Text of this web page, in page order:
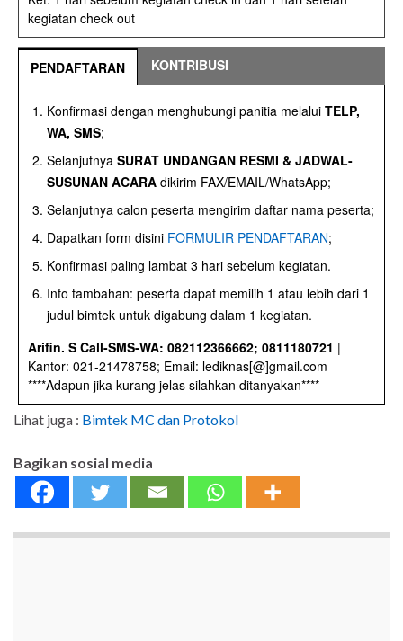
kegiatan check out
PENDAFTARAN KONTRIBUSI
Konfirmasi dengan menghubungi panitia melalui TELP,
WA, SMS;
Selanjutnya SURAT UNDANGAN RESMI & JADWAL-
SUSUNAN ACARA dikirim FAX/EMAIL/WhatsApp;
Selanjutnya calon peserta mengirim daftar nama peserta;
Dapatkan form disini FORMULIR PENDAFTARAN;
Konfirmasi paling lambat 3 hari sebelum kegiatan.
Info tambahan: peserta dapat memilih 1 atau lebih dari 1
judul bimtek untuk digabung dalam 1 kegiatan.
Arifin. S Call-SMS-WA: 082112366662; 0811180721 |
Kantor: 021-21478758; Email: lediknas[@]gmail.com
****Adapun jika kurang jelas silahkan ditanyakan****
Lihat juga : Bimtek MC dan Protokol
Bagikan sosial media